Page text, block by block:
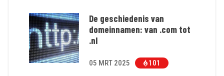
De geschiedenis van
domeinnamen: van .com tot
.nl
05 MRT 2025 101